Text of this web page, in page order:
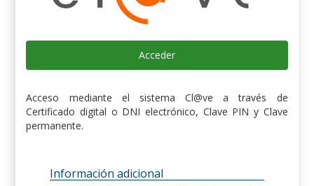
Acceder
Acceso mediante el sistema Cl@ve a través de
Certificado digital o DNI electrónico, Clave PIN y Clave
permanente.
Información adicional